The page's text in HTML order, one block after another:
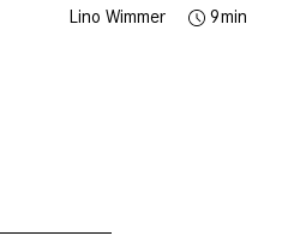
Lino Wimmer 9